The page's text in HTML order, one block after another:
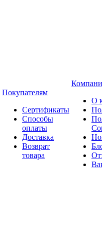
Покупателям
Сертификаты
Способы
оплаты
Доставка
Возврат
товара
О